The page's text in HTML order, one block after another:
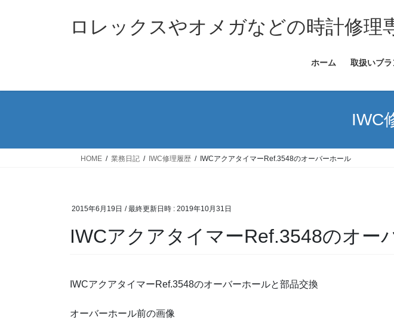
ス
ン
ロレックスやオメガなどの時計修
ホーム 取扱いブ
IWC
HOME 業務日記 IWC修理履歴 IWCアクアタイマーRef.3548のオーバーホール
2015年6月19日 / 最終更新日時 : 2019年10月31日
IWCアクアタイマーRef.3548のオー
IWCアクアタイマーRef.3548のオーバーホールと部品交換
オーバーホール前の画像